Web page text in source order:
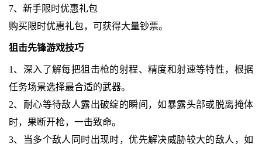
7、新手限时优惠礼包
购买限时优惠礼包，可获得大量钞票。
狙击先锋游戏技巧
1、深入了解每把狙击枪的射程、精度和射速等特性，根据
任务场景选择最合适的武器。
2、耐心等待敌人露出破绽的瞬间，如暴露头部或脱离掩体
时，果断开枪，一击致命。
3、当多个敌人同时出现时，优先解决威胁较大的敌人，如